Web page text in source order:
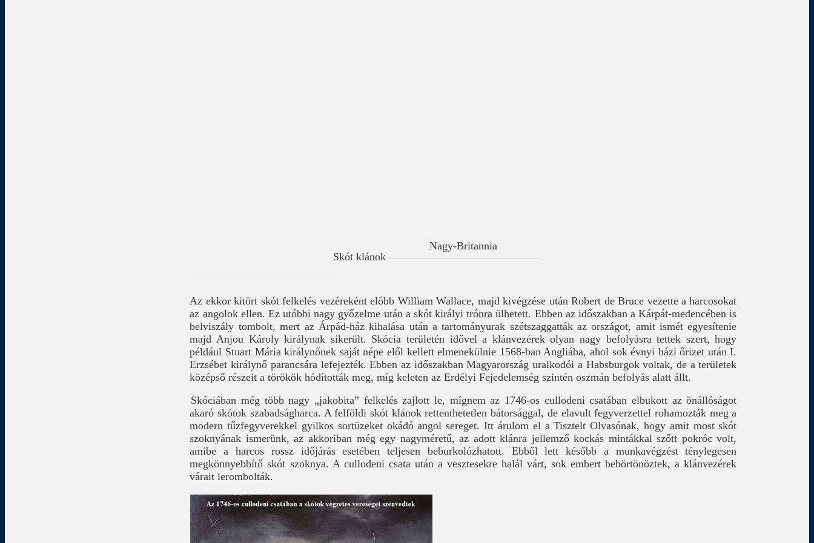
Skót klánok
Nagy-Britannia
Az ekkor kitört skót felkelés vezéreként előbb William Wallace, majd kivégzése után Robert de Bruce vezette a harcosokat
az angolok ellen. Ez utóbbi nagy győzelme után a skót királyi trónra ülhetett. Ebben az időszakban a Kárpát-medencében is
belviszály tombolt, mert az Árpád-ház kihalása után a tartományurak szétszaggatták az országot, amit ismét egyesítenie
majd Anjou Károly királynak sikerült. Skócia területén idővel a klánvezérek olyan nagy befolyásra tettek szert, hogy
például Stuart Mária királynőnek saját népe elől kellett elmenekülnie 1568-ban Angliába, ahol sok évnyi házi őrizet után I.
Erzsébet királynő parancsára lefejezték. Ebben az időszakban Magyarország uralkodói a Habsburgok voltak, de a területek
középső részeit a törökök hódították meg, míg keleten az Erdélyi Fejedelemség szintén oszmán befolyás alatt állt.
Skóciában még több nagy „jakobita” felkelés zajlott le, mígnem az 1746-os cullodeni csatában elbukott az önállóságot
akaró skótok szabadságharca. A felföldi skót klánok rettenthetetlen bátorsággal, de elavult fegyverzettel rohamozták meg a
modern tűzfegyverekkel gyilkos sortüzeket okádó angol sereget. Itt árulom el a Tisztelt Olvasónak, hogy amit most skót
szoknyának ismerünk, az akkoriban még egy nagyméretű, az adott klánra jellemző kockás mintákkal szőtt pokróc volt,
amibe a harcos rossz időjárás esetében teljesen beburkolózhatott. Ebből lett később a munkavégzést ténylegesen
megkönnyebbítő skót szoknya. A cullodeni csata után a vesztesekre halál várt, sok embert bebörtönöztek, a klánvezérek
várait lerombolták.